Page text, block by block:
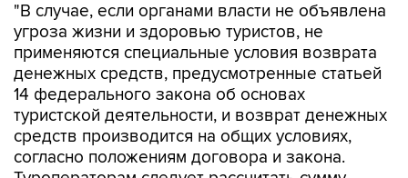
"В случае, если органами власти не объявлена
угроза жизни и здоровью туристов, не
применяются специальные условия возврата
денежных средств, предусмотренные статьей
14 федерального закона об основах
туристской деятельности, и возврат денежных
средств производится на общих условиях,
согласно положениям договора и закона.